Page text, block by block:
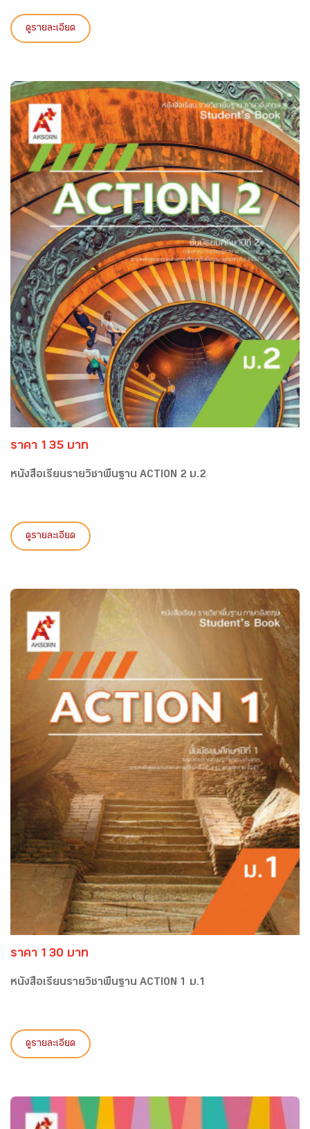
ดูรายละเอียด
ราคา 135 บาท
หนังสือเรียนรายวิชาพื้นฐาน ACTION 2 ม.2
ดูรายละเอียด
ราคา 130 บาท
หนังสือเรียนรายวิชาพื้นฐาน ACTION 1 ม.1
ดูรายละเอียด